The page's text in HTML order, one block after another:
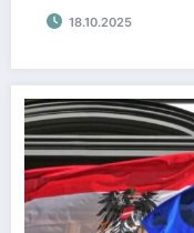
18.10.2025